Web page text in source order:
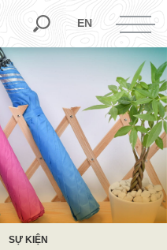
EN
SỰ KIỆN
SỰ KIỆN